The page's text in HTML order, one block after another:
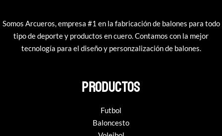
Somos Arcueros, empresa #1 en la fabricación de balones para todo
tipo de deporte y productos en cuero. Contamos con la mejor
tecnología para el diseño y personzalización de balones.
productos
Futbol
Baloncesto